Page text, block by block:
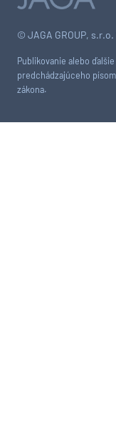
© JAGA GROUP,
Publikovanie alebo
predchádzajúceho
zákona.